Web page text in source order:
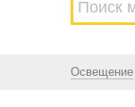
Освещение